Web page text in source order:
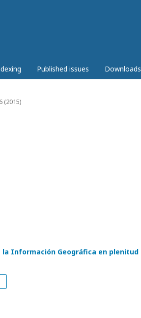
Published issues Downloads
(2015)
la Información Geográfica en plenitud